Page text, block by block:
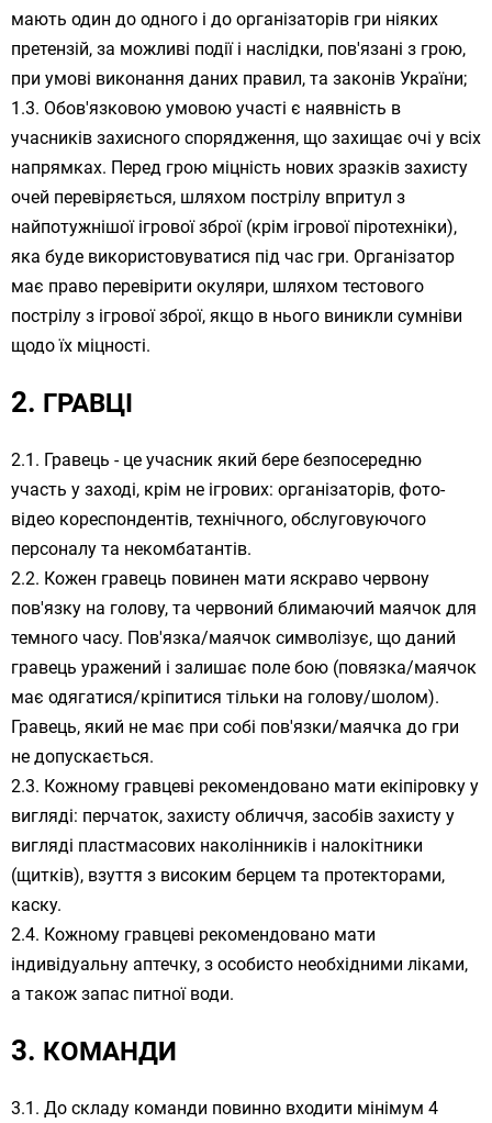
мають один до одного і до організаторів гри ніяких
претензій, за можливі події і наслідки, пов'язані з грою,
при умові виконання даних правил, та законів України;
Обов'язковою умовою участі є наявність в
учасників захисного спорядження, що захищає очі у всіх
напрямках. Перед грою міцність нових зразків захисту
очей перевіряється, шляхом пострілу впритул з
найпотужнішої ігрової зброї (крім ігрової піротехніки),
яка буде використовуватися під час гри. Організатор
має право перевірити окуляри, шляхом тестового
пострілу з ігрової зброї, якщо в нього виникли сумніви
щодо їх міцності.
ГРАВЦІ
Гравець - це учасник який бере безпосередню
участь у заході, крім не ігрових: організаторів, фото-
відео кореспондентів, технічного, обслуговуючого
персоналу та некомбатантів.
Кожен гравець повинен мати яскраво червону
пов'язку на голову, та червоний блимаючий маячок для
темного часу. Пов'язка/маячок символізує, що даний
гравець уражений і залишає поле бою (повязка/маячок
має одягатися/кріпитися тільки на голову/шолом).
Гравець, який не має при собі пов'язки/маячка до гри
не допускається.
Кожному гравцеві рекомендовано мати екіпіровку у
вигляді: перчаток, захисту обличчя, засобів захисту у
вигляді пластмасових наколінників і налокітники
(щитків), взуття з високим берцем та протекторами,
каску.
Кожному гравцеві рекомендовано мати
індивідуальну аптечку, з особисто необхідними ліками,
а також запас питної води.
КОМАНДИ
До складу команди повинно входити мінімум 4